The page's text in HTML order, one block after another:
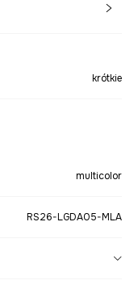
krótkie
multicolor
RS26-LGDA05-MLA